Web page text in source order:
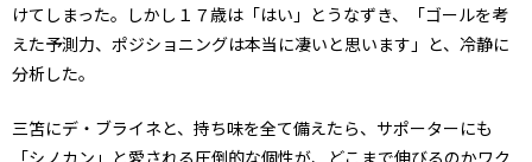
けてしまった。しかし１７歳は「はい」とうなずき、「ゴールを考
えた予測力、ポジショニングは本当に凄いと思います」と、冷静に
分析した。
三笘にデ・ブライネと、持ち味を全て備えたら、サポーターにも